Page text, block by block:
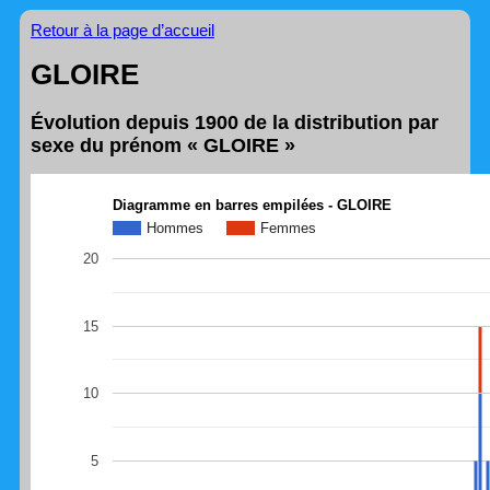
Retour à la page d’accueil
GLOIRE
Évolution depuis 1900 de la distribution par
sexe du prénom « GLOIRE »
Diagramme en barres empilées - GLOIRE
Hommes
Femmes
5
10
15
20